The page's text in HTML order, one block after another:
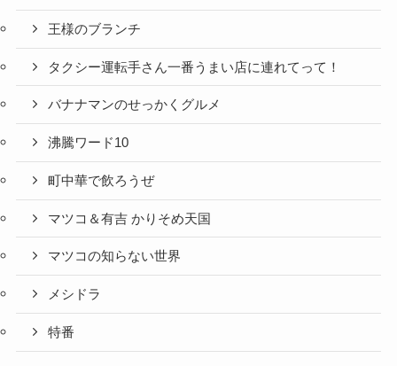
王様のブランチ
タクシー運転手さん一番うまい店に連れてって！
バナナマンのせっかくグルメ
沸騰ワード10
町中華で飲ろうぜ
マツコ＆有吉 かりそめ天国
マツコの知らない世界
メシドラ
特番